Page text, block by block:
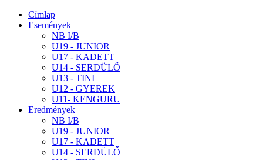
Címlap
Események
NB I/B
U19 - JUNIOR
U17 - KADETT
U14 - SERDÜLŐ
U13 - TINI
U12 - GYEREK
U11- KENGURU
Eredmények
NB I/B
U19 - JUNIOR
U17 - KADETT
U14 - SERDÜLŐ